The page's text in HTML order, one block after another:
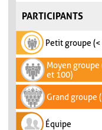
PARTICIPANTS
Petit groupe (<
Moyen groupe
et 100)
Grand groupe
Équipe